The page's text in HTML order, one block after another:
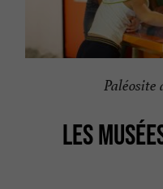
Paléosite
LES